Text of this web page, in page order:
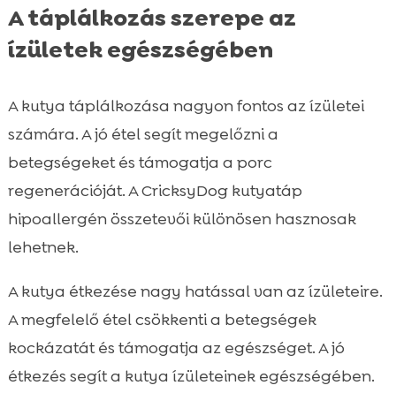
A táplálkozás szerepe az
ízületek egészségében
A kutya táplálkozása nagyon fontos az ízületei
számára. A jó étel segít megelőzni a
betegségeket és támogatja a porc
regenerációját. A CricksyDog kutyatáp
hipoallergén összetevői különösen hasznosak
lehetnek.
A kutya étkezése nagy hatással van az ízületeire.
A megfelelő étel csökkenti a betegségek
kockázatát és támogatja az egészséget. A jó
étkezés segít a kutya ízületeinek egészségében.